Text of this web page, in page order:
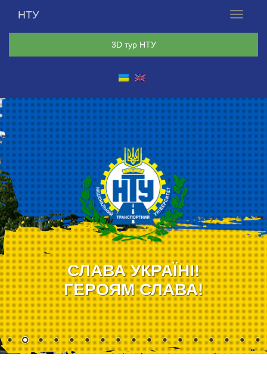
Меню
НТУ
3D тур НТУ
СЛАВА УКРАЇНІ!
ГЕРОЯМ СЛАВА!